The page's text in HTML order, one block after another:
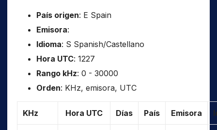
País origen: E Spain
Emisora:
Idioma: S Spanish/Castellano
Hora UTC: 1227
Rango kHz: 0 - 30000
Orden: KHz, emisora, UTC
KHz Hora UTC Días País Emisora